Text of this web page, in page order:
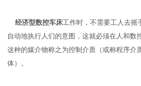
经济型数控车床工作时，不需要工人去摇
自动地执行人们的意图，这就必须在人和数
这种的媒介物称之为控制介质（或称程序介
体）。